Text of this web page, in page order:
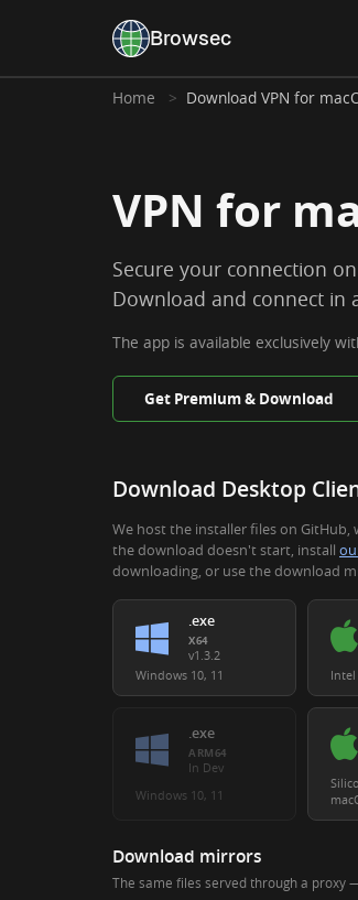
Browsec
Home Download VPN for
VPN for
Secure your connection
Download and connect in
The app is available exclusively
Get Premium & Download
Download Desktop
We host the installer files on
the download doesn't start, install
downloading, or use the download
.exe
X64
v1.3.2
Windows 10, 11
Intel
.exe
ARM64
In Dev
Windows 10, 11
Download mirrors
The same files served through a proxy